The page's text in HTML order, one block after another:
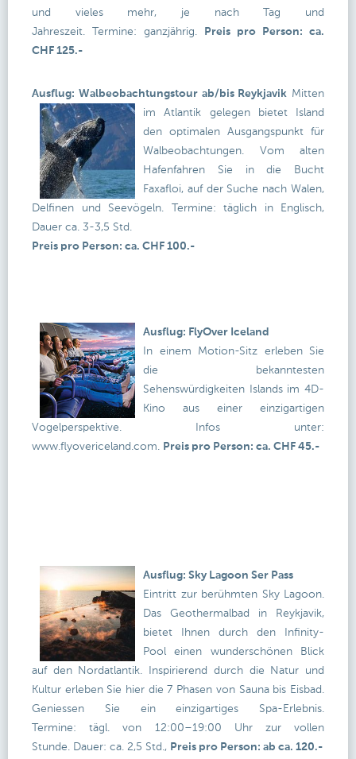
und vieles mehr, je nach Tag und
Jahreszeit. Termine: ganzjährig.
Preis pro Person: ca.
CHF 125.-
Ausflug: Walbeobachtungstour ab/bis Reykjavik Mitten
im Atlantik gelegen bietet Island
den optimalen Ausgangspunkt für
Walbeobachtungen. Vom alten
Hafenfahren Sie in die Bucht
Faxafloi, auf der Suche nach Walen,
Delfinen und Seevögeln. Termine: täglich in Englisch,
Dauer ca. 3-3,5 Std.
Preis pro Person: ca. CHF 100.-
Ausflug: FlyOver Iceland
In einem Motion-Sitz erleben Sie
die bekanntesten
Sehenswürdigkeiten Islands im 4D-
Kino aus einer einzigartigen
Vogelperspektive. Infos unter:
www.flyovericeland.com. Preis pro Person: ca. CHF 45.-
Ausflug: Sky Lagoon Ser Pass
Eintritt zur berühmten Sky Lagoon.
Das Geothermalbad in Reykjavik,
bietet Ihnen durch den Infinity-
Pool einen wunderschönen Blick
auf den Nordatlantik. Inspirierend durch die Natur und
Kultur erleben Sie hier die 7 Phasen von Sauna bis Eisbad.
Geniessen Sie ein einzigartiges Spa-Erlebnis.
Termine: tägl. von 12:00–19:00 Uhr zur vollen
Stunde. Dauer: ca. 2,5 Std., Preis pro Person: ab ca. 120.-